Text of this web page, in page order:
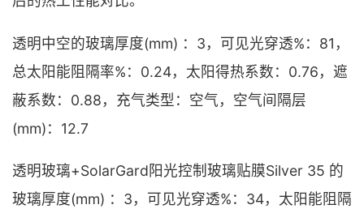
透明中空的玻璃厚度(mm) ：3，可见光穿透%：81，
总太阳能阻隔率%：0.24，太阳得热系数：0.76，遮
蔽系数：0.88，充气类型：空气，空气间隔层
(mm)：12.7
透明玻璃+SolarGard阳光控制玻璃贴膜Silver 35 的
玻璃厚度(mm) ：3，可见光穿透%：34，太阳能阻隔